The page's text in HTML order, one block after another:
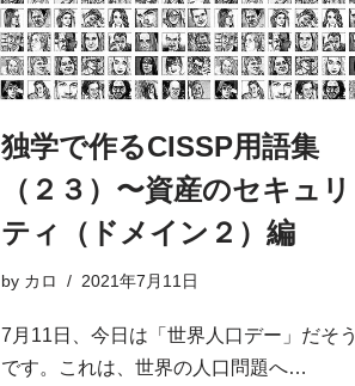
独学で作るCISSP用語集
（２３）〜資産のセキュリ
ティ（ドメイン２）編
by カロ 2021年7月11日
7月11日、今日は「世界人口デー」だそう
です。これは、世界の人口問題へ…